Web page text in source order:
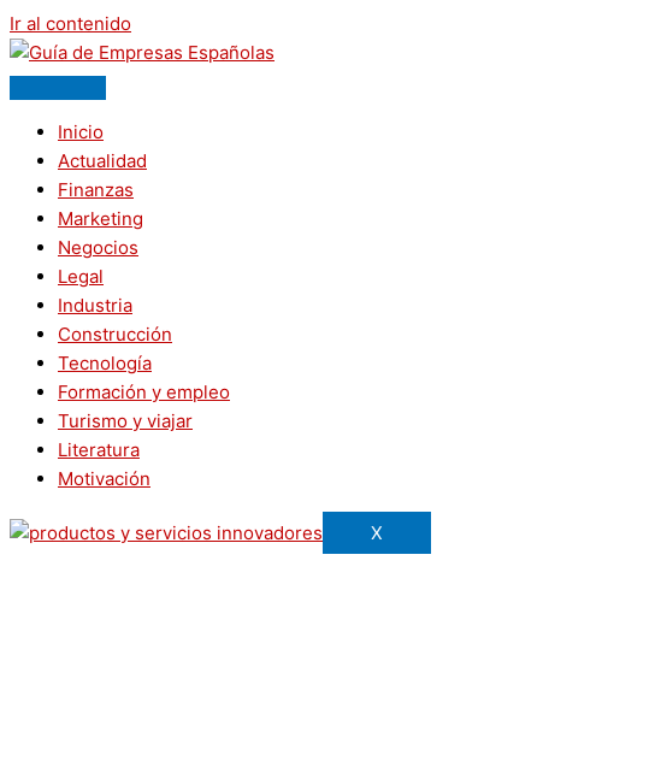
Ir al contenido
Inicio
Actualidad
Finanzas
Marketing
Negocios
Legal
Industria
Construcción
Tecnología
Formación y empleo
Turismo y viajar
Literatura
Motivación
X